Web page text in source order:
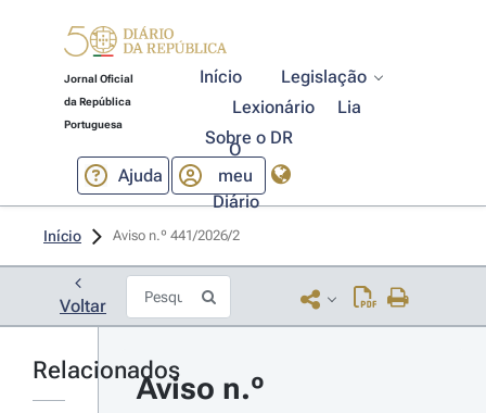
Jornal Oficial
da República
Portuguesa
Início
Legislação
Lexionário
Lia
Sobre o DR
Ajuda
O
meu
Diário
Início Aviso n.º 441/2026/2
Voltar
Relacionados
Aviso n.º